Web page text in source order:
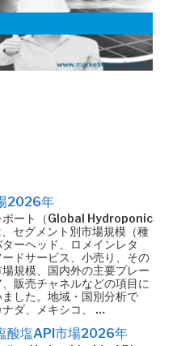
2026年
ポート（Global Hydroponic
セグメント別市場規模（種
ーヘッド、ロメインレタ
ドサービス、小売り、その
規模、国内外の主要プレー
販売チャネルなどの項目に
した。地域・国別分析で
ダ、メキシコ、 …
酸塩API市場2026年